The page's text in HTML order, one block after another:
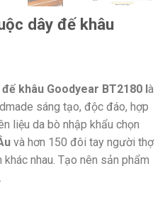
dây đế khâu
khâu Goodyear BT2180 là
sáng tạo, độc đáo, hợp
liệu da bò nhập khẩu chọn
và hơn 150 đôi tay người thợ
nhau. Tạo nên sản phẩm